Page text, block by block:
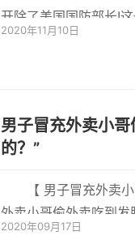
开除了美国国防部长!
吧。海外网11
2020年11月10日
男子冒充外卖小哥偷外卖吃
的？”
【 男子冒充外卖
外卖小哥偷外卖吃到
来是近日深
2020年09月17日